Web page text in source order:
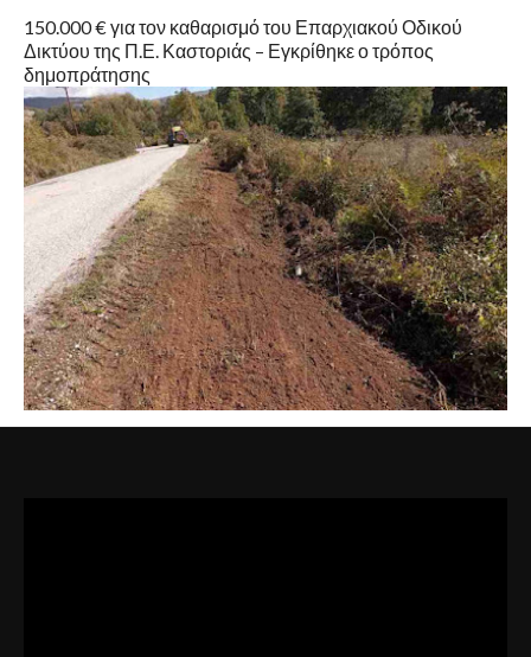
150.000 € για τον καθαρισμό του Επαρχιακού Οδικού
Δικτύου της Π.Ε. Καστοριάς – Εγκρίθηκε ο τρόπος
δημοπράτησης